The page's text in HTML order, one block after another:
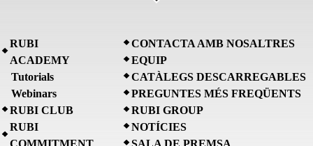
RUBI
ACADEMY
Tutorials
Webinars
RUBI CLUB
RUBI
COMMITMENT
CONTACTA AMB NOSALTRES
EQUIP
CATÀLEGS DESCARREGABLES
PREGUNTES MÉS FREQÜENTS
RUBI GROUP
NOTÍCIES
SALA DE PREMSA